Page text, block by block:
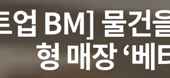
BM] 물건
형 매장 ‘베